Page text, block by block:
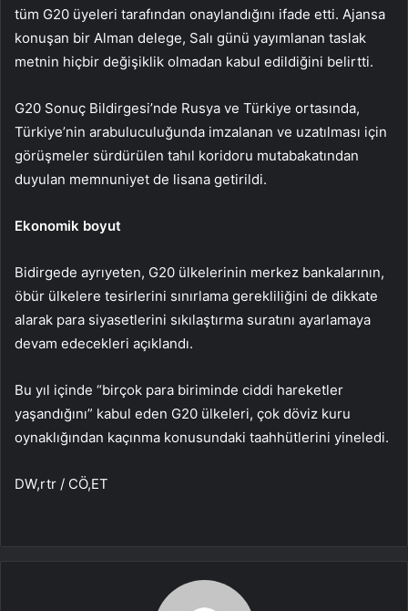
tüm G20 üyeleri tarafından onaylandığını ifade etti. Ajansa
konuşan bir Alman delege, Salı günü yayımlanan taslak
metnin hiçbir değişiklik olmadan kabul edildiğini belirtti.
G20 Sonuç Bildirgesi’nde Rusya ve Türkiye ortasında,
Türkiye’nin arabuluculuğunda imzalanan ve uzatılması için
görüşmeler sürdürülen tahıl koridoru mutabakatından
duyulan memnuniyet de lisana getirildi.
Ekonomik boyut
Bidirgede ayrıyeten, G20 ülkelerinin merkez bankalarının,
öbür ülkelere tesirlerini sınırlama gerekliliğini de dikkate
alarak para siyasetlerini sıkılaştırma suratını ayarlamaya
devam edecekleri açıklandı.
Bu yıl içinde “birçok para biriminde ciddi hareketler
yaşandığını” kabul eden G20 ülkeleri, çok döviz kuru
oynaklığından kaçınma konusundaki taahhütlerini yineledi.
DW,rtr / CÖ,ET